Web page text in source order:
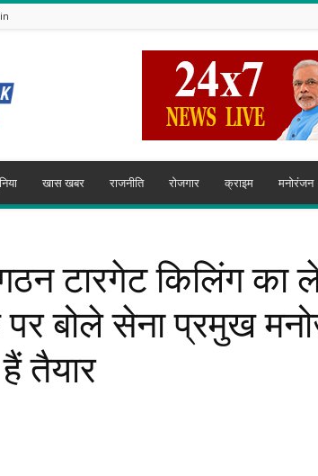
खास खबर राजनीति रोजगार क्राइम मनोरंजन
टारगेट किलिंग का
पर बोले सेना प्रमुख
तैयार